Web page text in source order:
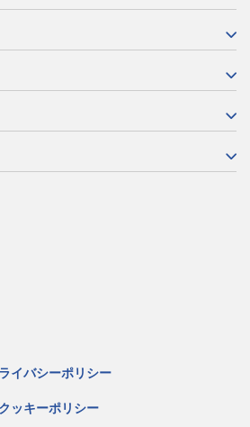
イバシーポリシー
クッキーポリシー